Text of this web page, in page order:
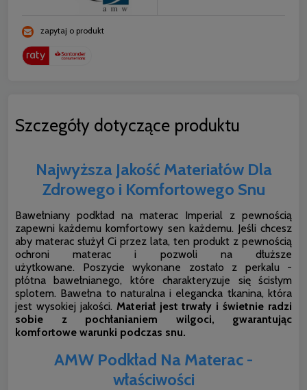
zapytaj o produkt
Szczegóły dotyczące produktu
Najwyższa Jakość Materiałów Dla
Zdrowego i Komfortowego Snu
Bawełniany podkład na materac Imperial z pewnością
zapewni każdemu komfortowy sen każdemu. Jeśli chcesz
aby materac służył Ci przez lata, ten produkt z pewnością
ochroni materac i pozwoli na dłuższe
użytkowane. Poszycie wykonane zostało z perkalu -
płótna bawełnianego, które charakteryzuje się ścisłym
splotem. Bawełna to naturalna i elegancka tkanina, która
jest wysokiej jakości. Materiał jest trwały i świetnie radzi
sobie z pochłanianiem wilgoci, gwarantując
komfortowe warunki podczas snu.
AMW Podkład Na Materac -
właściwości